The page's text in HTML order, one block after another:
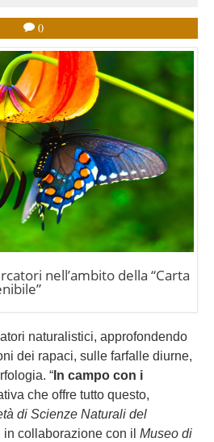
0
nell’ambito della “Carta
naturalistici, approfondendo
dei rapaci, sulle farfalle diurne,
“ In campo con i
che offre tutto questo,
di Scienze Naturali del
in collaborazione con il Museo di